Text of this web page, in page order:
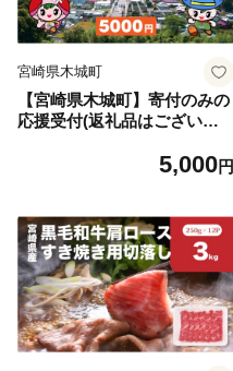
宮崎県木城町
【宮崎県木城町】寄付のみの
応援受付(返礼品はございま
5,000円